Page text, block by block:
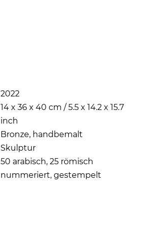
2022
14 x 36 x 40 cm / 5.5 x 14.2 x 15.7
inch
Bronze, handbemalt
Skulptur
50 arabisch, 25 römisch
nummeriert, gestempelt